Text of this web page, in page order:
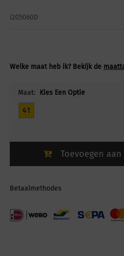
i205060D
Welke maat heb ik? Bekijk de
Maat: Kies Een Optie
41
Toevoegen
Betaalmethodes